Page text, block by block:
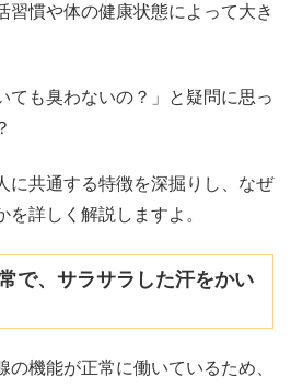
習慣や体の健康状態によって大き
ても臭わないの？」と疑問に思っ
に共通する特徴を深掘りし、なぜ
詳しく解説しますよ。
で、サラサラした汗をかい
機能が正常に働いているため、